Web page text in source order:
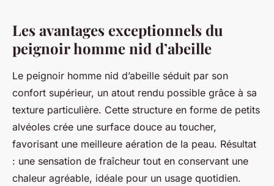
Les avantages exceptionnels du
peignoir homme nid d’abeille
Le peignoir homme nid d’abeille séduit par son
confort supérieur, un atout rendu possible grâce à sa
texture particulière. Cette structure en forme de petits
alvéoles crée une surface douce au toucher,
favorisant une meilleure aération de la peau. Résultat
: une sensation de fraîcheur tout en conservant une
chaleur agréable, idéale pour un usage quotidien.